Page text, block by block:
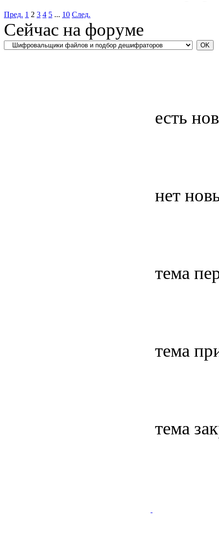
Пред. 1 2 3 4 5 ... 10 След.
Сейчас на форуме
есть
нет
тема
тема
тема